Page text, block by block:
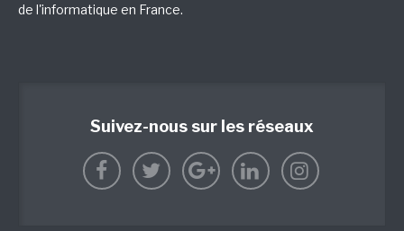
de l'informatique en France.
Suivez-nous sur les réseaux